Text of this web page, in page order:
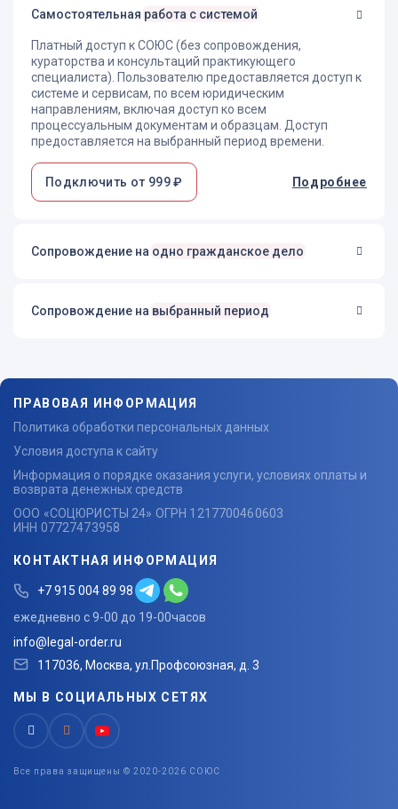
Самостоятельная работа с системой
Платный доступ к СОЮС (без сопровождения,
кураторства и консультаций практикующего
специалиста). Пользователю предоставляется доступ к
системе и сервисам, по всем юридическим
направлениям, включая доступ ко всем
процессуальным документам и образцам. Доступ
предоставляется на выбранный период времени.
Подключить от 999 ₽ Подробнее
Сопровождение на одно гражданское дело
Сопровождение на выбранный период
ПРАВОВАЯ ИНФОРМАЦИЯ
Политика обработки персональных данных
Условия доступа к сайту
Информация о порядке оказания услуги, условиях оплаты и
возврата денежных средств
ООО «СОЦЮРИСТЫ 24» ОГРН 1217700460603
ИНН 07727473958
КОНТАКТНАЯ ИНФОРМАЦИЯ
+7 915 004 89 98
ежедневно с 9-00 до 19-00часов
info@legal-order.ru
117036, Москва, ул.Профсоюзная, д. 3
МЫ В СОЦИАЛЬНЫХ СЕТЯХ
Все права защищены © 2020-2026 СОЮС